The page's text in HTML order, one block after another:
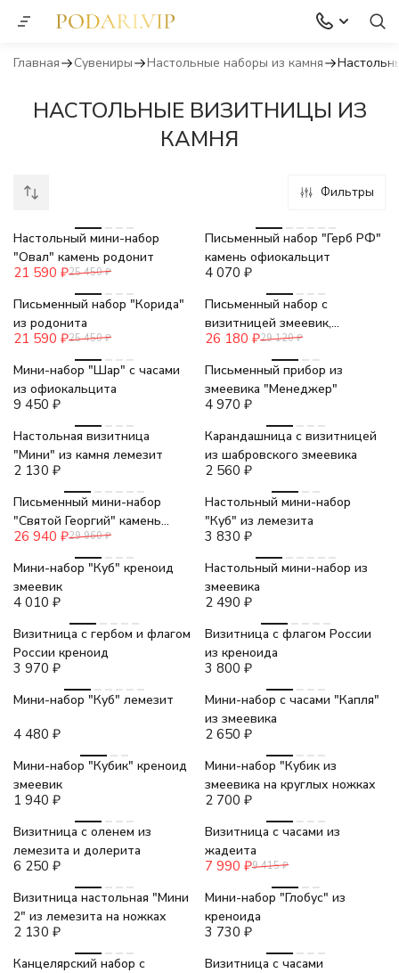
Главная Сувениры Настольные наборы из камня
НАСТОЛЬНЫЕ ВИЗИТНИЦЫ ИЗ
КАМНЯ
Фильтры
Настольный мини-набор
"Овал" камень родонит
21 590 ₽25 450 ₽
Письменный набор "Герб РФ"
камень офиокальцит
4 070 ₽
-15%
Письменный набор "Корида"
из родонита
21 590 ₽25 450 ₽
-10%
Письменный набор с
визитницей змеевик,
лабрадорит
26 180 ₽29 120 ₽
Мини-набор "Шар" с часами
из офиокальцита
9 450 ₽
Письменный прибор из
змеевика "Менеджер"
4 970 ₽
Настольная визитница
"Мини" из камня лемезит
2 130 ₽
Карандашница с визитницей
из шабровского змеевика
2 560 ₽
-10%
Письменный мини-набор
"Святой Георгий" камень
мрамор
26 940 ₽29 960 ₽
Настольный мини-набор
"Куб" из лемезита
3 830 ₽
Мини-набор "Куб" креноид
змеевик
4 010 ₽
Настольный мини-набор из
змеевика
2 490 ₽
Визитница с гербом и флагом
России креноид
3 970 ₽
Визитница с флагом России
из креноида
3 800 ₽
Мини-набор "Куб" лемезит
4 480 ₽
Мини-набор с часами "Капля"
из змеевика
2 650 ₽
Мини-набор "Кубик" креноид
змеевик
1 940 ₽
Мини-набор "Кубик из
змеевика на круглых ножках
2 700 ₽
Визитница с оленем из
лемезита и долерита
6 250 ₽
-15%
Визитница с часами из
жадеита
7 990 ₽9 415 ₽
Визитница настольная "Мини
2" из лемезита на ножках
2 130 ₽
Мини-набор "Глобус" из
креноида
3 730 ₽
-10%
Канцелярский набор с
Визитница с часами